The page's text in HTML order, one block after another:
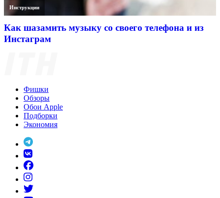
Инструкции
Как шазамить музыку со своего телефона и из
Инстаграм
Фишки
Обзоры
Обои Apple
Подборки
Экономия